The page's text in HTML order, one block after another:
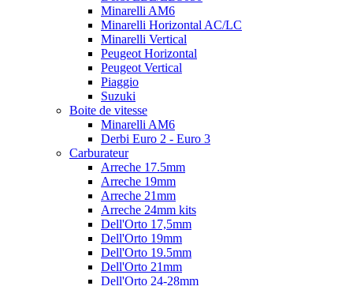
Minarelli AM6
Minarelli Horizontal AC/LC
Minarelli Vertical
Peugeot Horizontal
Peugeot Vertical
Piaggio
Suzuki
Boite de vitesse
Minarelli AM6
Derbi Euro 2 - Euro 3
Carburateur
Arreche 17.5mm
Arreche 19mm
Arreche 21mm
Arreche 24mm kits
Dell'Orto 17,5mm
Dell'Orto 19mm
Dell'Orto 19.5mm
Dell'Orto 21mm
Dell'Orto 24-28mm